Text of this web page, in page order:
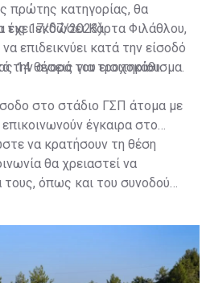
πρώτης κατηγορίας, θα
έχει εκδώσει Κάρτα Φιλάθλου,
επιδεικνύει κατά την είσοδό
την αγορά του εισιτηρίου.
τις 17/07/2023)
14 θέσεις για τροχοκάθισμα.
στο στάδιο ΓΣΠ άτομα με
έγκαιρα στο
να κρατήσουν τη θέση
θα χρειαστεί να
τους, όπως και του συνοδού